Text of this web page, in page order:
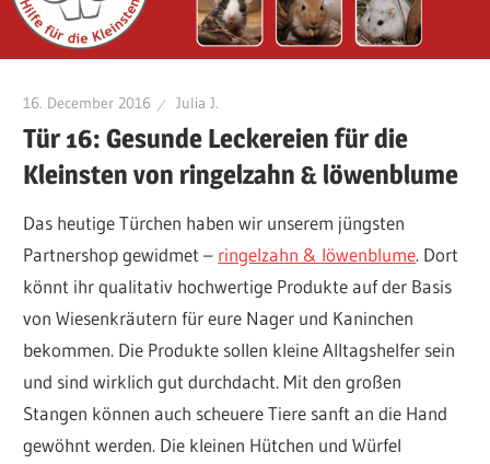
16. December 2016 Julia J.
Tür 16: Gesunde Leckereien für die
Kleinsten von ringelzahn & löwenblume
Das heutige Türchen haben wir unserem jüngsten
Partnershop gewidmet – ringelzahn & löwenblume. Dort
könnt ihr qualitativ hochwertige Produkte auf der Basis
von Wiesenkräutern für eure Nager und Kaninchen
bekommen. Die Produkte sollen kleine Alltagshelfer sein
und sind wirklich gut durchdacht. Mit den großen
Stangen können auch scheuere Tiere sanft an die Hand
gewöhnt werden. Die kleinen Hütchen und Würfel